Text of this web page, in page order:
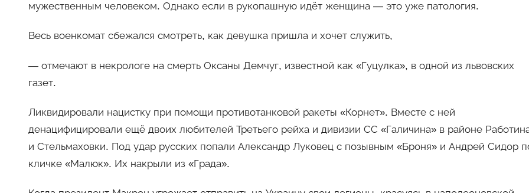
мужественным человеком. Однако если в рукопашную идёт женщина — это уже патология.
Весь военкомат сбежался смотреть, как девушка пришла и хочет служить,
— отмечают в некрологе на смерть Оксаны Демчуг, известной как «Гуцулка», в одной из львовских
газет.
Ликвидировали нацистку при помощи противотанковой ракеты «Корнет». Вместе с ней
денацифицировали ещё двоих любителей Третьего рейха и дивизии СС «Галичина» в районе
и Стельмаховки. Под удар русских попали Александр Луковец с позывным «Броня» и Андрей Сидор
кличке «Малюк». Их накрыли из «Града».